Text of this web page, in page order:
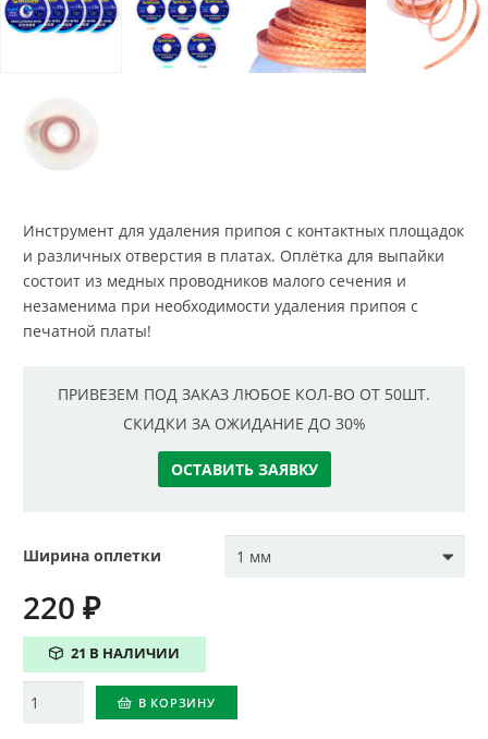
Инструмент для удаления припоя с контактных площадок
и различных отверстия в платах. Оплётка для выпайки
состоит из медных проводников малого сечения и
незаменима при необходимости удаления припоя с
печатной платы!
ПРИВЕЗЕМ ПОД ЗАКАЗ ЛЮБОЕ КОЛ-ВО ОТ 50ШТ.
СКИДКИ ЗА ОЖИДАНИЕ ДО 30%
ОСТАВИТЬ ЗАЯВКУ
Ширина оплетки
220 ₽
21 В НАЛИЧИИ
Количество В КОРЗИНУ